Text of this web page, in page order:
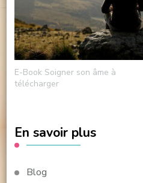
E-Book Soigner son âme à
télécharger
En savoir plus
Blog